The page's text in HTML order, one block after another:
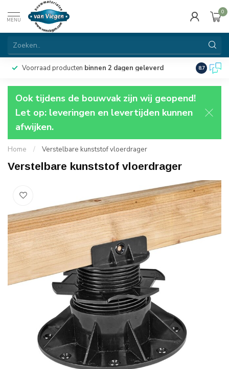
MENU
0
Voorraad producten binnen 2 dagen geleverd 8.7
Ook tijdens de bouwvak zijn wij geopend!
Let op: leveringen en levertijden kunnen
afwijken.
Home / Verstelbare kunststof vloerdrager
Verstelbare kunststof vloerdrager